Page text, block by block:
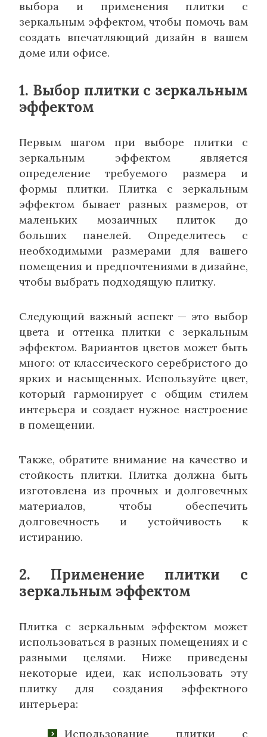
выбора и применения плитки с
зеркальным эффектом, чтобы помочь вам
создать впечатляющий дизайн в вашем
доме или офисе.
1. Выбор плитки с зеркальным
эффектом
Первым шагом при выборе плитки с
зеркальным эффектом является
определение требуемого размера и
формы плитки. Плитка с зеркальным
эффектом бывает разных размеров, от
маленьких мозаичных плиток до
больших панелей. Определитесь с
необходимыми размерами для вашего
помещения и предпочтениями в дизайне,
чтобы выбрать подходящую плитку.
Следующий важный аспект — это выбор
цвета и оттенка плитки с зеркальным
эффектом. Вариантов цветов может быть
много: от классического серебристого до
ярких и насыщенных. Используйте цвет,
который гармонирует с общим стилем
интерьера и создает нужное настроение
в помещении.
Также, обратите внимание на качество и
стойкость плитки. Плитка должна быть
изготовлена из прочных и долговечных
материалов, чтобы обеспечить
долговечность и устойчивость к
истиранию.
2. Применение плитки с
зеркальным эффектом
Плитка с зеркальным эффектом может
использоваться в разных помещениях и с
разными целями. Ниже приведены
некоторые идеи, как использовать эту
плитку для создания эффектного
интерьера:
Использование плитки с